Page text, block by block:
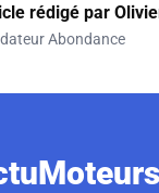
rédigé par
Abondance